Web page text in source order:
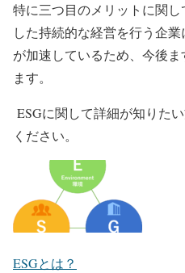
特に三つ目のメリットに関
した持続的な経営を行う企
が加速しているため、今後
ます。
ESGに関して詳細が知りた
ください。
ESGとは？